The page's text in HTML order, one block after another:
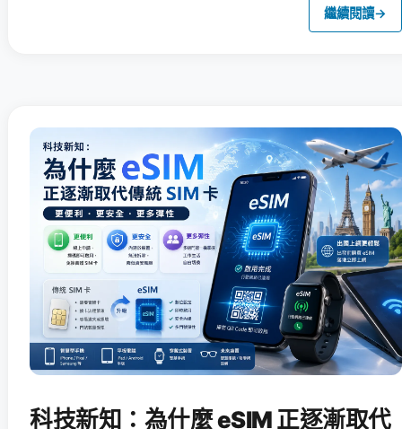
繼續閱讀→
科技新知：為什麼 eSIM 正逐漸取代